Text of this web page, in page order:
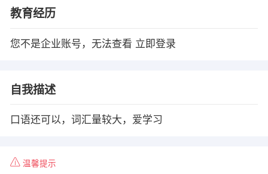
教育经历
您不是企业账号，无法查看 立即登录
自我描述
口语还可以，词汇量较大，爱学习
温馨提示